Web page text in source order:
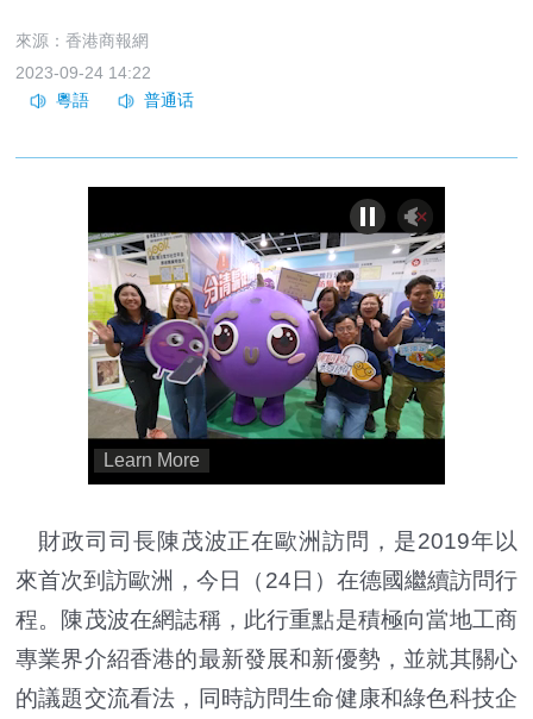
來源：香港商報網
2023-09-24 14:22
財政司司長陳茂波正在歐洲訪問，是2019年以
來首次到訪歐洲，今日（24日）在德國繼續訪問行
程。陳茂波在網誌稱，此行重點是積極向當地工商
專業界介紹香港的最新發展和新優勢，並就其關心
的議題交流看法，同時訪問生命健康和綠色科技企